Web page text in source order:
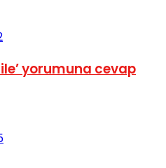
yorumuna cevap